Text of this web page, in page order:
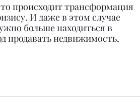
происходит трансформация
И даже в этом случае
больше находиться в
продавать недвижимость,